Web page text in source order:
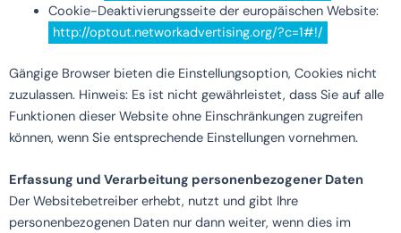
Cookie-Deaktivierungsseite der europäischen Website:
http://optout.networkadvertising.org/?c=1#!/
Gängige Browser bieten die Einstellungsoption, Cookies nicht
zuzulassen. Hinweis: Es ist nicht gewährleistet, dass Sie auf alle
Funktionen dieser Website ohne Einschränkungen zugreifen
können, wenn Sie entsprechende Einstellungen vornehmen.
Erfassung und Verarbeitung personenbezogener Daten
Der Websitebetreiber erhebt, nutzt und gibt Ihre
personenbezogenen Daten nur dann weiter, wenn dies im